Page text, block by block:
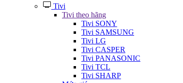
Tivi
Tivi theo hãng
Tivi SONY
Tivi SAMSUNG
Tivi LG
Tivi CASPER
Tivi PANASONIC
Tivi TCL
Tivi SHARP